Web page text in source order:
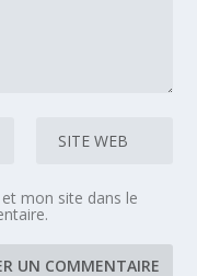
mon site dans le